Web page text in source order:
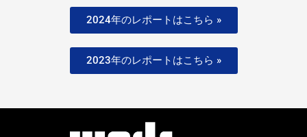
2024年のレポートはこちら »
2023年のレポートはこちら »